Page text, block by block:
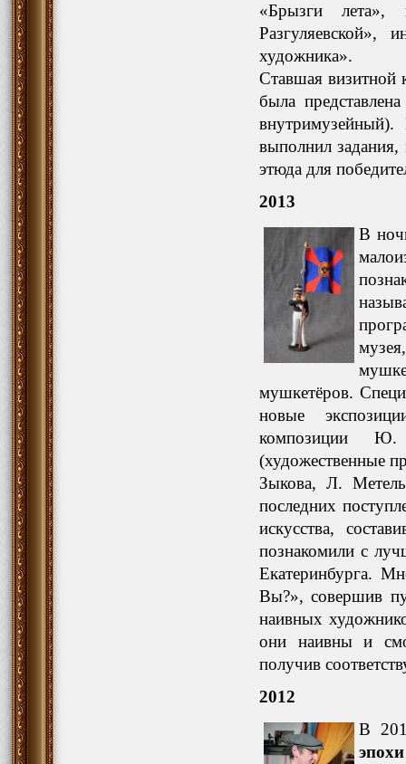
«Брызги лета»,
Разгуляевской»,
художника».
Ставшая визитной
была
выполнил
этюда для
2013
В
мушкетёров.
новые
композиции Ю.
(художественные
Зыкова, Л.
последних
искусства,
познакомили с
Екатеринбурга.
Вы?», совершив
наивных
они наивны и
получив
2012
В